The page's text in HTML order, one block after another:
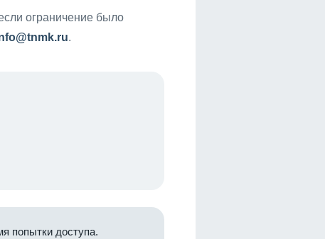
ограничение было
.
попытки доступа.